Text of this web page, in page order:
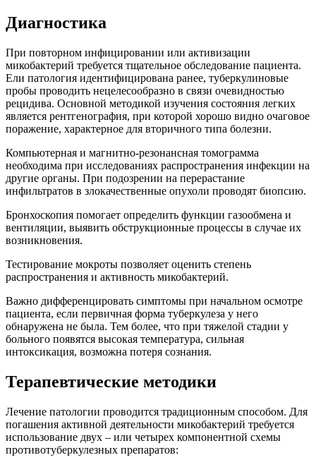
Диагностика
При повторном инфицировании или активизации
микобактерий требуется тщательное обследование пациента.
Ели патология идентифицирована ранее, туберкулиновые
пробы проводить нецелесообразно в связи очевидностью
рецидива. Основной методикой изучения состояния легких
является рентгенография, при которой хорошо видно очаговое
поражение, характерное для вторичного типа болезни.
Компьютерная и магнитно-резонансная томограмма
необходима при исследованиях распространения инфекции на
другие органы. При подозрении на перерастание
инфильтратов в злокачественные опухоли проводят биопсию.
Бронхоскопия помогает определить функции газообмена и
вентиляции, выявить обструкционные процессы в случае их
возникновения.
Тестирование мокроты позволяет оценить степень
распространения и активность микобактерий.
Важно дифференцировать симптомы при начальном осмотре
пациента, если первичная форма туберкулеза у него
обнаружена не была. Тем более, что при тяжелой стадии у
больного появятся высокая температура, сильная
интоксикация, возможна потеря сознания.
Терапевтические методики
Лечение патологии проводится традиционным способом. Для
погашения активной деятельности микобактерий требуется
использование двух – или четырех компонентной схемы
противотуберкулезных препаратов: